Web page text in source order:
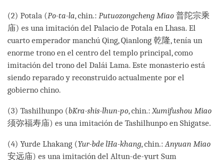
(2) Potala (Po-ta-la, chin.: Putuozongcheng Miao 普陀宗乘
庙) es una imitación del Palacio de Potala en Lhasa. El
cuarto emperador manchú Qing, Qianlong 乾隆, tenía un
enorme trono en el centro del templo principal, como
imitación del trono del Dalái Lama. Este monasterio está
siendo reparado y reconstruido actualmente por el
gobierno chino.
(3) Tashilhunpo (bKra-shis-lhun-po, chin.: Xumifushou Miao
须弥福寿庙) es una imitación de Tashilhunpo en Shigatse.
(4) Yurde Lhakang (Yur-bde lHa-khang, chin.: Anyuan Miao
安远庙) es una imitación del Altun-de-yurt Sum